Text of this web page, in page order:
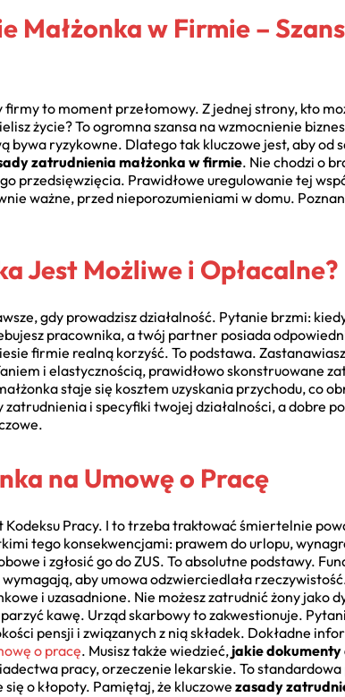
w Firmie –
to moment przełomowy. Z jednej strony, kto
życie? To ogromna szansa na wzmocnienie
bywa ryzykowne. Dlatego tak kluczowe jest, aby od
zatrudnienia małżonka w firmie. Nie chodzi o
przedsięwzięcia. Prawidłowe uregulowanie tej
ważne, przed nieporozumieniami w domu.
Jest Możliwe i Opłacalne?
gdy prowadzisz działalność. Pytanie brzmi:
pracownika, a twój partner posiada
firmie realną korzyść. To podstawa.
i elastycznością, prawidłowo skonstruowane
staje się kosztem uzyskania przychodu, co
i specyfiki twojej działalności, a dobre
na Umowę o Pracę
Pracy. I to trzeba traktować śmiertelnie
tego konsekwencjami: prawem do urlopu,
i zgłosić go do ZUS. To absolutne podstawy.
aby umowa odzwierciedlała
i uzasadnione. Nie możesz zatrudnić żony jako
kawę. Urząd skarbowy to zakwestionuje.
pensji i związanych z nią składek. Dokładne
o pracę. Musisz także wiedzieć, jakie dokumenty
pracy, orzeczenie lekarskie. To
o kłopoty. Pamiętaj, że kluczowezasady